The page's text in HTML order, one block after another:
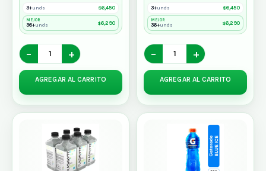
3+unds $6,450
MEJOR
36+unds $6,290
− +
AGREGAR AL CARRITO
3+unds $6,450
MEJOR
36+unds $6,290
− +
AGREGAR AL CARRITO